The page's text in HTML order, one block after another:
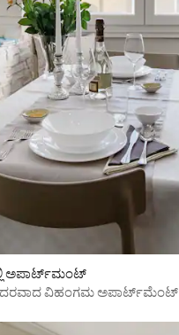
ಅಪಾರ್ಟ್‌ಮಂಟ್
ವಿಹಂಗಮ ಅಪಾರ್ಟ್‌ಮೆಂಟ್